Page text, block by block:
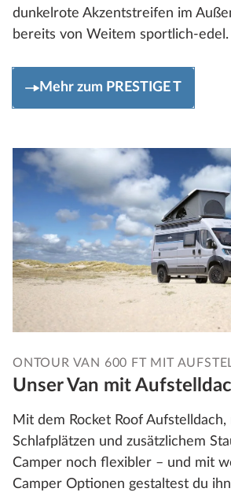
dunkelrote Akzentstreifen im
bereits von Weitem sportlich-edel.
Mehr zum PRESTIGE T
ONTOUR VAN 600 FT MIT
Unser Van mit
Mit dem Rocket Roof Aufstelldach,
Schlafplätzen und zusätzlichem
Camper noch flexibler – und mit
Camper Optionen gestaltest du